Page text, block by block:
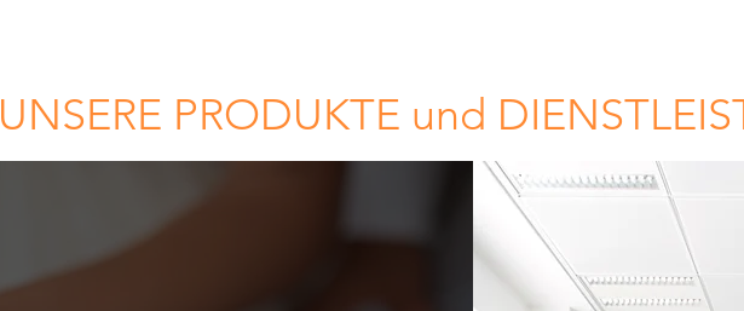
UNSERE PRODUKTE und